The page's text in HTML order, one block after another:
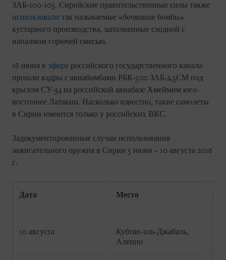
ЗАБ-100-105. Сирийские правительственные силы также
использовали так называемые «бочковые бомбы»
кустарного производства, заполненные сходной с
напалмом горючей смесью.
18 июня в эфире российского государственного канала
прошли кадры с авиабомбами РБК-500 ЗАБ-2,5СМ под
крылом СУ-34 на российской авиабазе Хмеймим юго-
восточнее Латакии. Насколько известно, такие самолеты
в Сирии имеются только у российских ВКС.
Задокументированные случаи использования
зажигательного оружия в Сирии 5 июня – 10 августа 2016
г.
Дата Место
10 августа
Кубтан-эль-Джабаль,
Алеппо